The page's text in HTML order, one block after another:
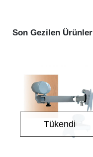
Son Gezilen Ürünler
Tükendi